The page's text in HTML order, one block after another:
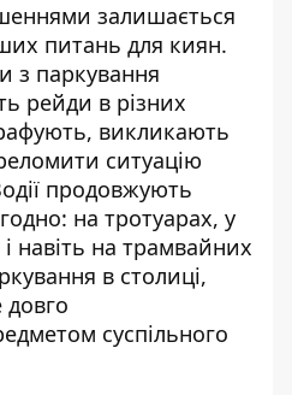
залишається
питань для киян.
з паркування
рейди в різних
викликають
ситуацію
продовжують
на тротуарах, у
навіть на трамвайних
в столиці,
довго
суспільного